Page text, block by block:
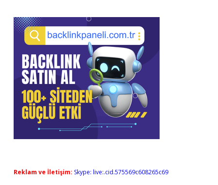
Reklam ve İletişim: Skype: live:.cid.575569c608265c69